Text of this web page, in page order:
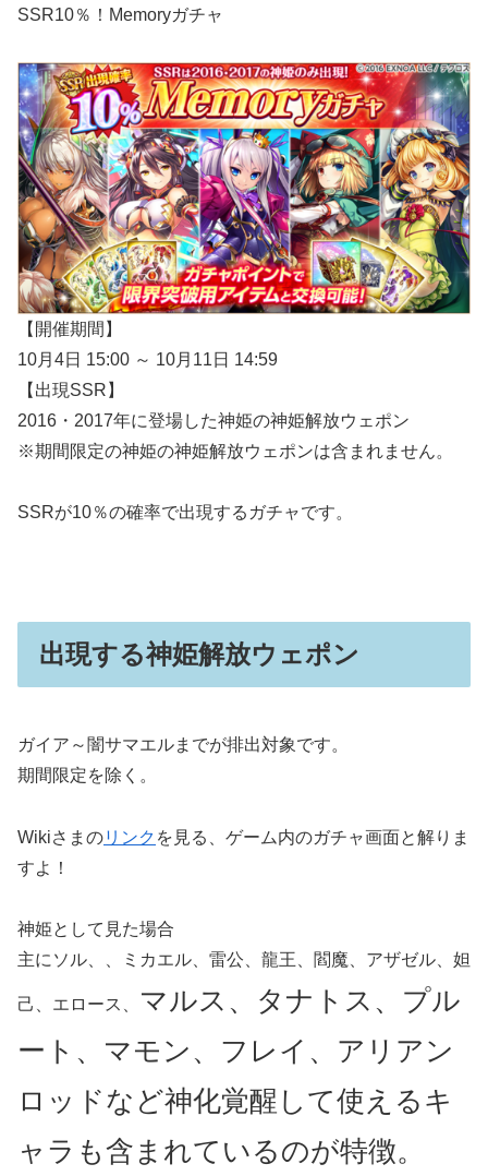
SSR10％！Memoryガチャ
【開催期間】
10月4日 15:00 ～ 10月11日 14:59
【出現SSR】
2016・2017年に登場した神姫の神姫解放ウェポン
※期間限定の神姫の神姫解放ウェポンは含まれません。
SSRが10％の確率で出現するガチャです。
出現する神姫解放ウェポン
ガイア～闇サマエルまでが排出対象です。
期間限定を除く。
Wikiさまのリンク を見る、ゲーム内のガチャ画面と解りま
すよ！
神姫として見た場合
主にソル、、ミカエル、雷公、龍王、閻魔、アザゼル、妲
己、エロース、
マルス、タナトス、プル
ート、マモン、フレイ、アリアン
ロッドなど神化覚醒して使えるキ
ャラも含まれているのが特徴。